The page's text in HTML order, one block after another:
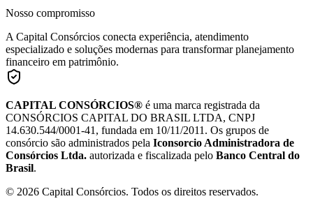
Nosso compromisso
A Capital Consórcios conecta experiência, atendimento
especializado e soluções modernas para transformar planejamento
financeiro em patrimônio.
CAPITAL CONSÓRCIOS® é uma marca registrada da
CONSÓRCIOS CAPITAL DO BRASIL LTDA, CNPJ
14.630.544/0001-41, fundada em 10/11/2011. Os grupos de
consórcio são administrados pela Iconsorcio Administradora de
Consórcios Ltda. autorizada e fiscalizada pelo Banco Central do
Brasil.
© 2026 Capital Consórcios. Todos os direitos reservados.